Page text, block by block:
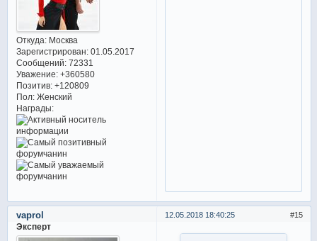
Откуда:Москва
Зарегистрирован: 01.05.2017
Сообщений:72331
Уважение: +360580
Позитив: +120809
Пол:Женский
Награды:
15
12.05.2018 18:40:25
vaprol
Эксперт